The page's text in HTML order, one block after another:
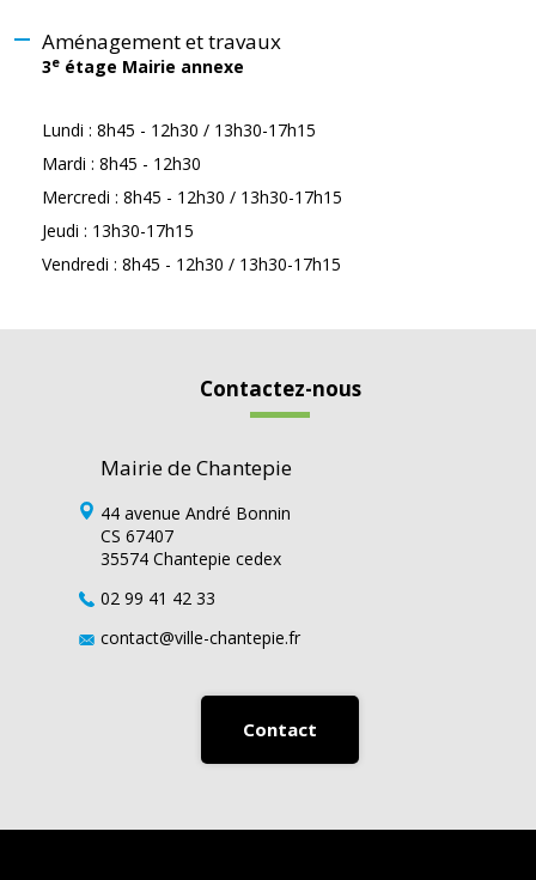
Aménagement et travaux
3e étage Mairie annexe
Lundi : 8h45 - 12h30 / 13h30-17h15
Mardi : 8h45 - 12h30
Mercredi : 8h45 - 12h30 / 13h30-17h15
Jeudi : 13h30-17h15
Vendredi : 8h45 - 12h30 / 13h30-17h15
Contactez-nous
Mairie de Chantepie
44 avenue André Bonnin
CS 67407
35574 Chantepie cedex
02 99 41 42 33
contact@ville-chantepie.fr
Contact